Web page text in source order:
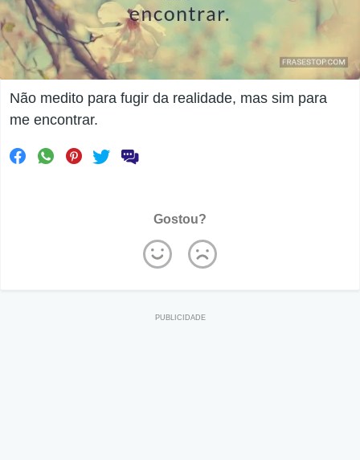
Não medito para fugir da realidade, mas sim para
me encontrar.
Gostou?